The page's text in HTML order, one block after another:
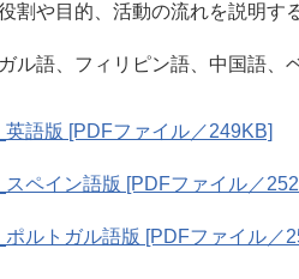
や目的、活動の流れを説明す
語、フィリピン語、中国語、
語版 [PDFファイル／249KB]
ペイン語版 [PDFファイル／
ルトガル語版 [PDFファイル／